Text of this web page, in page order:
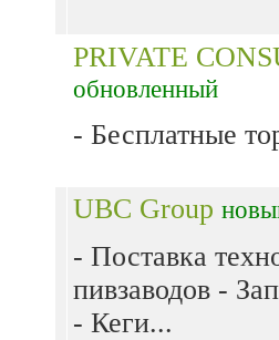
PRIVATE
обновленный
- Бесплатные
UBC Group
- Поставка
пивзаводов -
- Кеги...